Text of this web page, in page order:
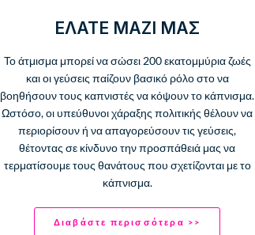
ΕΛΆΤΕ ΜΑΖΊ ΜΑΣ
Το άτμισμα μπορεί να σώσει 200 ​​εκατομμύρια ζωές
και οι γεύσεις παίζουν βασικό ρόλο στο να
βοηθήσουν τους καπνιστές να κόψουν το κάπνισμα.
Ωστόσο, οι υπεύθυνοι χάραξης πολιτικής θέλουν να
περιορίσουν ή να απαγορεύσουν τις γεύσεις,
θέτοντας σε κίνδυνο την προσπάθειά μας να
τερματίσουμε τους θανάτους που σχετίζονται με το
κάπνισμα.
Διαβάστε περισσότερα >>